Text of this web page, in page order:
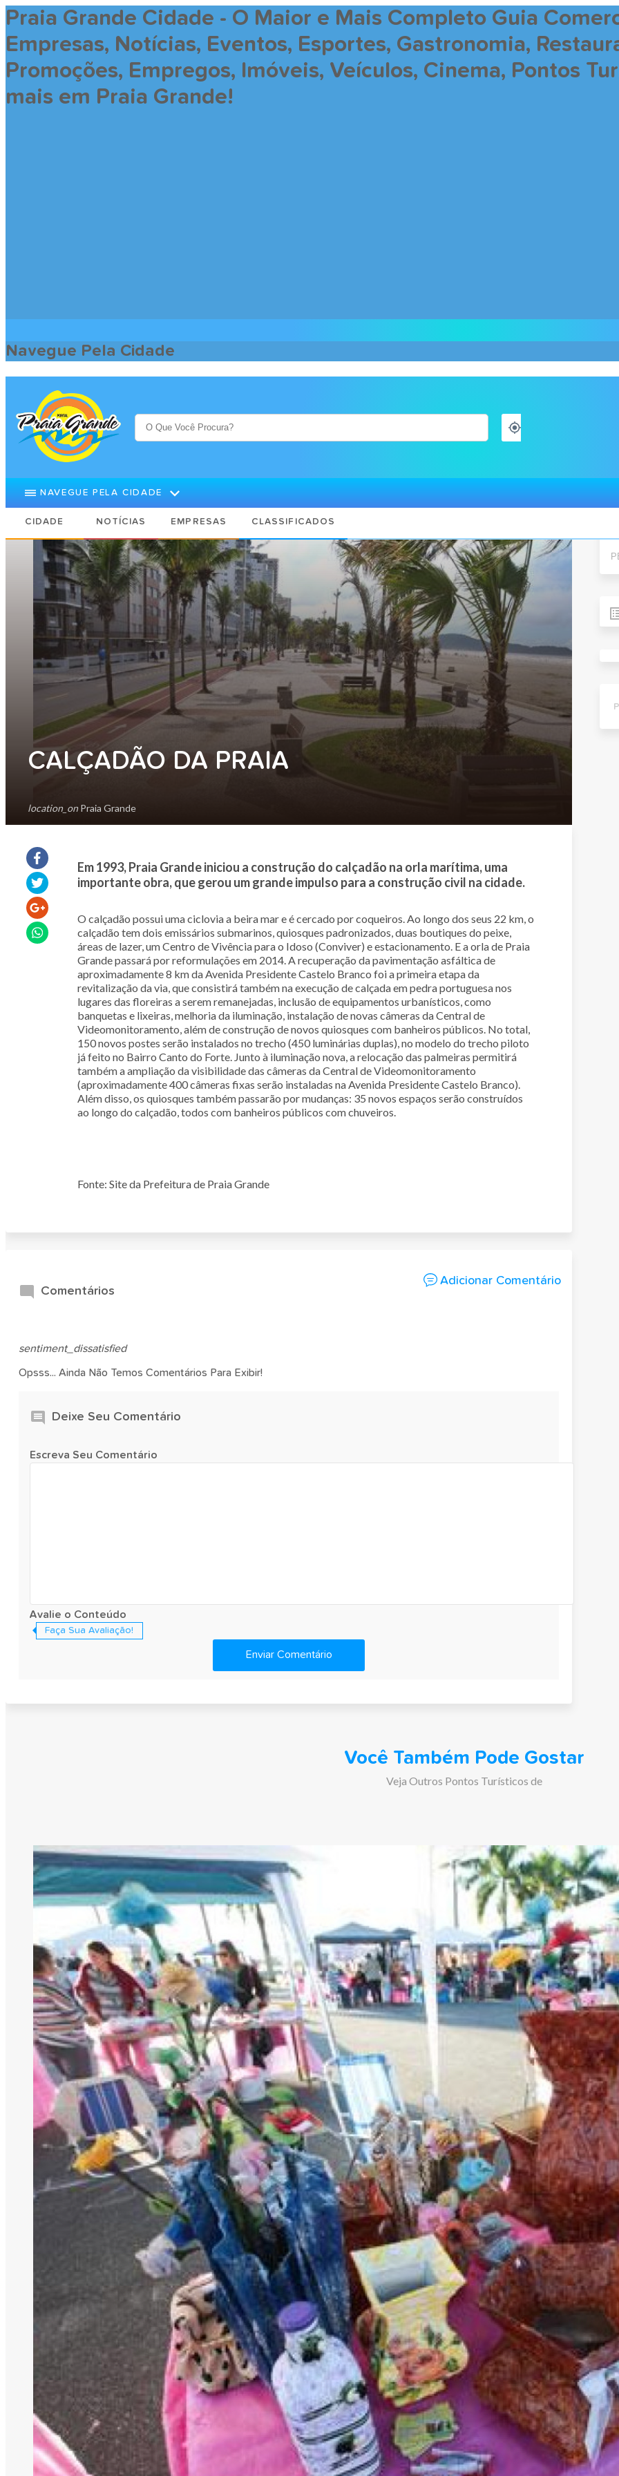
Praia Grande Cidade - O Maior e Mais Completo Guia
Empresas, Notícias, Eventos, Esportes, Gastronomia,
Promoções, Empregos, Imóveis, Veículos, Cinema, Pontos
mais em Praia Grande!
Navegue Pela Cidade
NAVEGUE PELA CIDADE
CIDADE NOTÍCIAS EMPRESAS CLASSIFICADOS
CALÇADÃO DA PRAIA
location_on Praia Grande
Em 1993, Praia Grande iniciou a construção do calçadão na orla marítima, uma
importante obra, que gerou um grande impulso para a construção civil na cidade.
O calçadão possui uma ciclovia a beira mar e é cercado por coqueiros. Ao longo dos seus 22 km, o
calçadão tem dois emissários submarinos, quiosques padronizados, duas boutiques do peixe,
áreas de lazer, um Centro de Vivência para o Idoso (Conviver) e estacionamento. E a orla de Praia
Grande passará por reformulações em 2014. A recuperação da pavimentação asfáltica de
aproximadamente 8 km da Avenida Presidente Castelo Branco foi a primeira etapa da
revitalização da via, que consistirá também na execução de calçada em pedra portuguesa nos
lugares das floreiras a serem remanejadas, inclusão de equipamentos urbanísticos, como
banquetas e lixeiras, melhoria da iluminação, instalação de novas câmeras da Central de
Videomonitoramento, além de construção de novos quiosques com banheiros públicos. No total,
150 novos postes serão instalados no trecho (450 luminárias duplas), no modelo do trecho piloto
já feito no Bairro Canto do Forte. Junto à iluminação nova, a relocação das palmeiras permitirá
também a ampliação da visibilidade das câmeras da Central de Videomonitoramento
(aproximadamente 400 câmeras fixas serão instaladas na Avenida Presidente Castelo Branco).
Além disso, os quiosques também passarão por mudanças: 35 novos espaços serão construídos
ao longo do calçadão, todos com banheiros públicos com chuveiros.
Fonte: Site da Prefeitura de Praia Grande
Comentários
Adicionar Comentário
sentiment_dissatisfied
Opsss... Ainda Não Temos Comentários Para Exibir!
Deixe Seu Comentário
Escreva Seu Comentário
Avalie o Conteúdo
Faça Sua Avaliação!
Enviar Comentário
Você Também Pode Gostar
Veja Outros Pontos Turísticos de